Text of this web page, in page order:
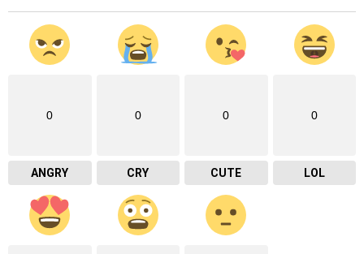
0
ANGRY
0
CRY
0
CUTE
0
LOL